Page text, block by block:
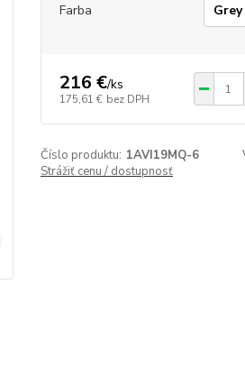
Farba
216 €/ks
175,61 € bez DPH
Číslo produktu: 1AVI19MQ-6
Strážiť cenu / dostupnosť